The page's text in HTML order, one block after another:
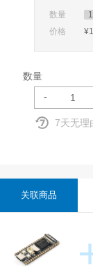
数量
价格
数量
-
7天无理
关联商品